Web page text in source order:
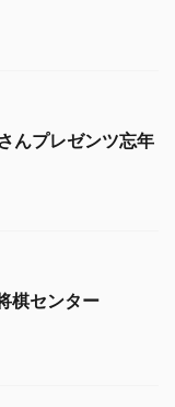
プレゼンツ忘年
センター